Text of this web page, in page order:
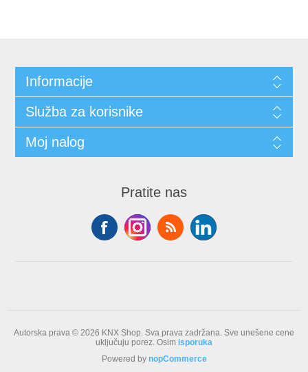
Informacije
Služba za korisnike
Moj nalog
Pratite nas
Autorska prava © 2026 KNX Shop. Sva prava zadržana. Sve unešene cene
uključuju porez. Osim isporuka
Powered by nopCommerce